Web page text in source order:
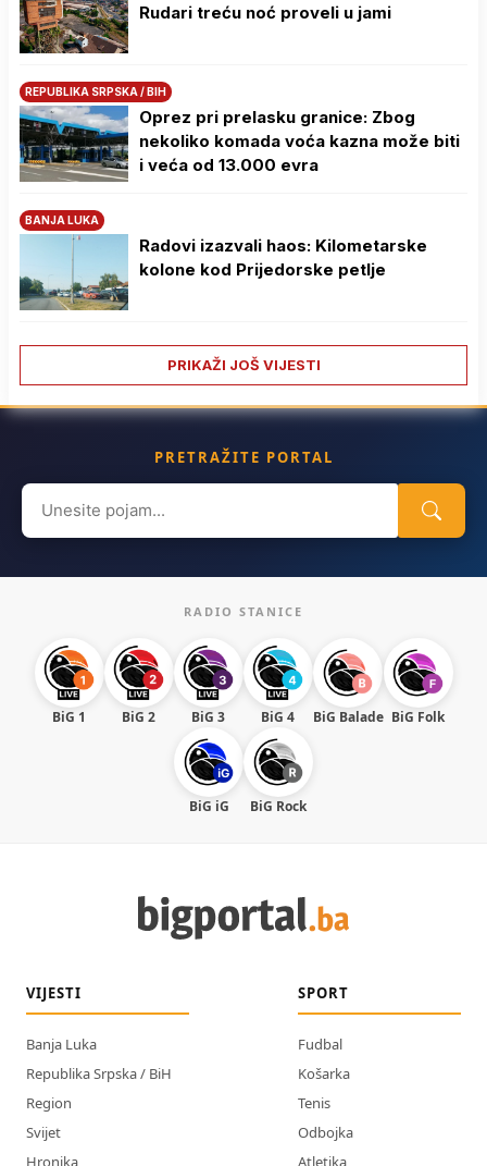
Rudari treću noć proveli u jami
REPUBLIKA SRPSKA / BIH
Oprez pri prelasku granice: Zbog
nekoliko komada voća kazna može biti
i veća od 13.000 evra
BANJA LUKA
Radovi izazvali haos: Kilometarske
kolone kod Prijedorske petlje
PRIKAŽI JOŠ VIJESTI
PRETRAŽITE PORTAL
Search
for:
RADIO STANICE
BiG 1 BiG 2 BiG 3 BiG 4 BiG Balade BiG Folk
BiG iG BiG Rock
VIJESTI
Banja Luka
Republika Srpska / BiH
Region
Svijet
Hronika
SPORT
Fudbal
Košarka
Tenis
Odbojka
Atletika